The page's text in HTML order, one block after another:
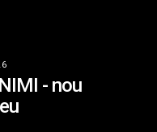
- nou